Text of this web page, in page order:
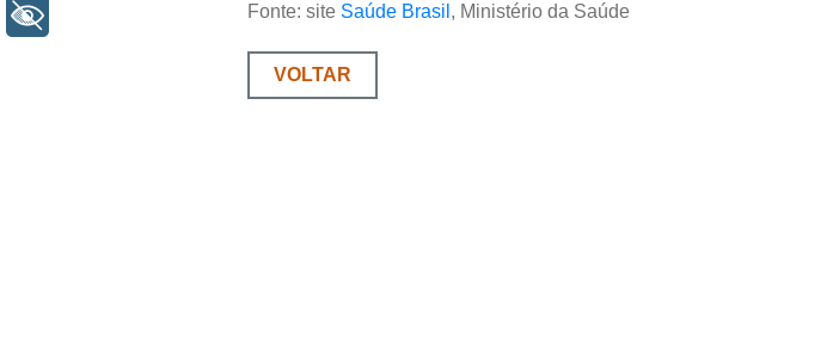
Fonte: site Saúde Brasil , Ministério da Saúde
VOLTAR